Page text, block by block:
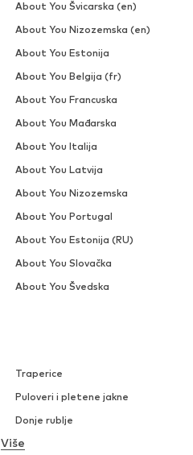
Traperice
Puloveri i pletene jakne
Donje rublje
Košulje
Više
About You Švicarska (en)
About You Nizozemska (en)
About You Estonija
About You Belgija (fr)
About You Francuska
About You Mađarska
About You Italija
About You Latvija
About You Nizozemska
About You Portugal
About You Estonija (RU)
About You Slovačka
About You Švedska